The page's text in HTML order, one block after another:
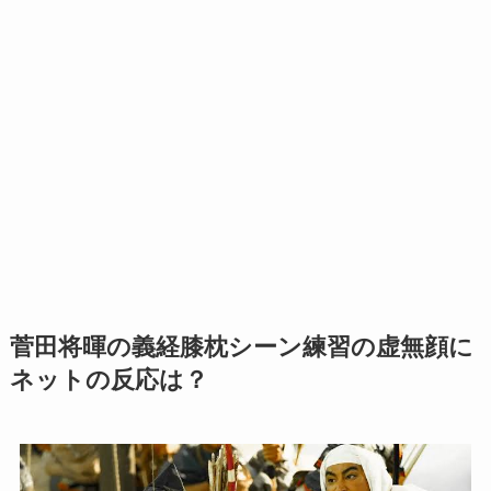
菅田将暉の義経膝枕シーン練習の虚無顔に
ネットの反応は？